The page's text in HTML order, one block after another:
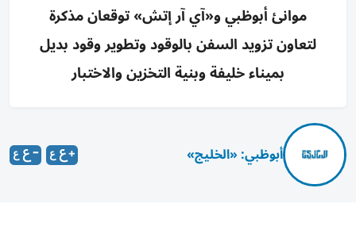
موانئ أبوظبي و«آي آر إتش» توقعان مذكرة
لتعاون تزويد السفن بالوقود وتطوير وقود بديل
بميناء خليفة وبنية التخزين والاختبار
أبوظبي: «الخليج»